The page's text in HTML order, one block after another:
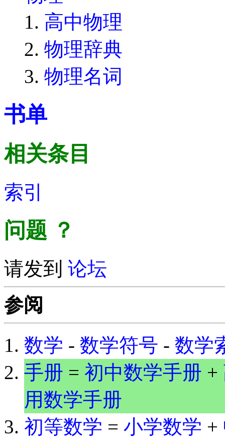
高中物理
物理辞典
物理名词
书单
相关条目
索引
问题 ？
请发到 论坛
参阅
数学 - 数学符号 - 数学
手册 = 初中数学手册 +
用数学手册
初等数学 = 小学数学 +